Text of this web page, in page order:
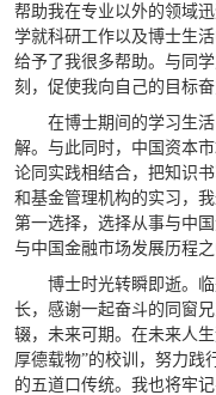
帮助我在专业以外的领域
学就科研工作以及博士生
给予了我很多帮助。与同
刻，促使我向自己的目标奋
在博士期间的学习生
解。与此同时，中国资本
论同实践相结合，把知识
和基金管理机构的实习，
第一选择，选择从事与中
与中国金融市场发展历程之
博士时光转瞬即逝。
长，感谢一起奋斗的同窗
辍，未来可期。在未来人
厚德载物”的校训，努力践
的五道口传统。我也将牢